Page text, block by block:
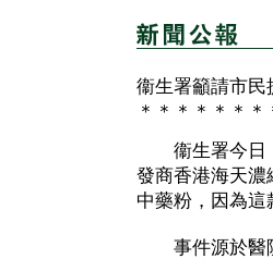
衞生署籲請市民
＊＊＊＊＊＊
衞生署今日（
發商香港海天濃
中藥粉，因為這
事件源於醫院